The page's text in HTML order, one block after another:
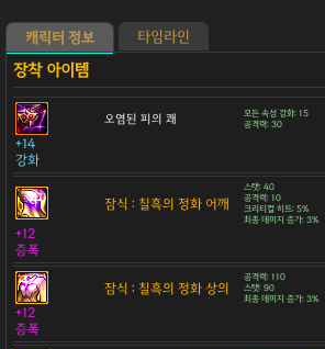
캐릭터 정보 타임라인
오염된 피의 쾌
모든 속성 강화: 15
공격력: 30
+14
강화
잠식 : 칠흑의 정화 어깨
스탯: 40
공격력: 10
크리티컬 히트: 5%
최종 데미지 증가: 3%
+12
증폭
잠식 : 칠흑의 정화 상의
공격력: 110
스탯: 90
최종 데미지 증가: 3%
+12
증폭